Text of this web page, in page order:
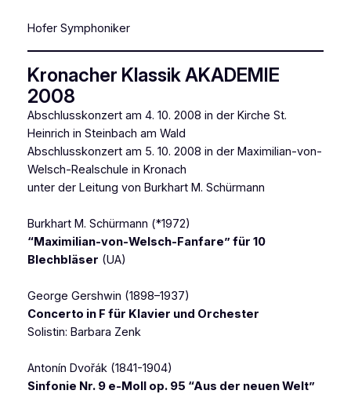
Hofer Symphoniker
Kronacher Klassik AKADEMIE
2008
Abschlusskonzert am 4. 10. 2008 in der Kirche St.
Heinrich in Steinbach am Wald
Abschlusskonzert am 5. 10. 2008 in der Maximilian-von-
Welsch-Realschule in Kronach
unter der Leitung von Burkhart M. Schürmann
Burkhart M. Schürmann (*1972)
“Maximilian-von-Welsch-Fanfare” für 10
Blechbläser (UA)
George Gershwin (1898–1937)
Concerto in F für Klavier und Orchester
Solistin: Barbara Zenk
Antonín Dvořák (1841-1904)
Sinfonie Nr. 9 e-Moll op. 95 “Aus der neuen Welt”